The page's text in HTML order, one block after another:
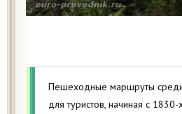
Пешеходные маршруты среди
для туристов, начиная с 1830-